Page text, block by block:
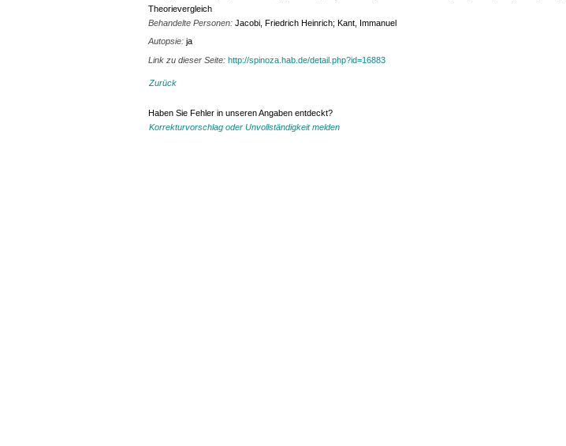
Theorievergleich
Behandelte Personen:Jacobi, Friedrich Heinrich; Kant, Immanuel
Autopsie:ja
Link zu dieser Seite:http://spinoza.hab.de/detail.php?id=16883
Zurück
Haben Sie Fehler in unseren Angaben entdeckt?
Korrekturvorschlag oder Unvollständigkeit melden